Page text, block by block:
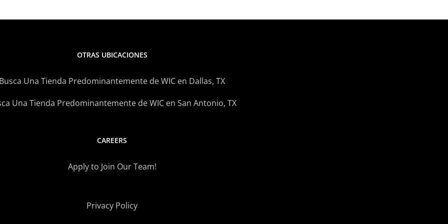
OTRAS UBICACIONES
Una Tienda Predominantemente de WIC en Dallas, TX
Una Tienda Predominantemente de WIC en San Antonio, TX
CAREERS
Apply to Join Our Team!
Privacy Policy